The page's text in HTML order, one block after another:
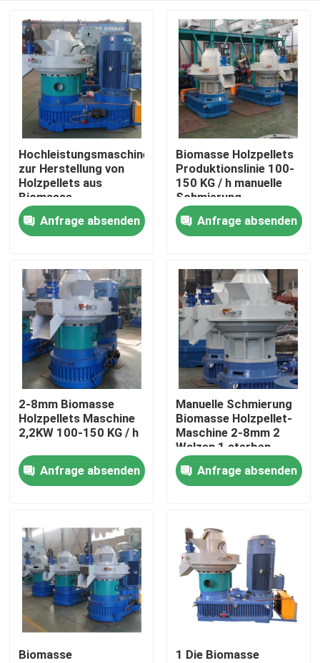
Produkte
Videos
Über uns
Werksbesichtigung
Qualitätskontrolle
Neuigkeiten
Bitte um ein Angebot
Biomasse-hölzerne Kugel-Maschine
Hochleistungsmaschine
zur Herstellung von
Holzpellets aus
Biomasse
Anfrage absenden
Biomasse Holzpellets
Produktionslinie 100-
150 KG / h manuelle
Schmierung
Anfrage absenden
2-8mm Biomasse
Holzpellets Maschine
2,2KW 100-150 KG / h
Anfrage absenden
Manuelle Schmierung
Biomasse Holzpellet-
Maschine 2-8mm 2
Walzen 1 sterben
Anfrage absenden
Biomasse
1 Die Biomasse